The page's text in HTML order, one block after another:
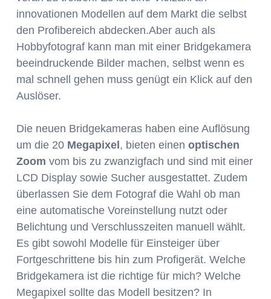
innovationen Modellen auf dem Markt die selbst
den Profibereich abdecken.Aber auch als
Hobbyfotograf kann man mit einer Bridgekamera
beeindruckende Bilder machen, selbst wenn es
mal schnell gehen muss genügt ein Klick auf den
Auslöser.
Die neuen Bridgekameras haben eine Auflösung
um die 20 Megapixel, bieten einen optischen
Zoom vom bis zu zwanzigfach und sind mit einer
LCD Display sowie Sucher ausgestattet. Zudem
überlassen Sie dem Fotograf die Wahl ob man
eine automatische Voreinstellung nutzt oder
Belichtung und Verschlusszeiten manuell wählt.
Es gibt sowohl Modelle für Einsteiger über
Fortgeschrittene bis hin zum Profigerät. Welche
Bridgekamera ist die richtige für mich? Welche
Megapixel sollte das Modell besitzen? In